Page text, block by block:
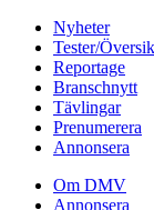
Nyheter
Tester/
Reportage
Branschnytt
Tävlingar
Prenumerera
Annonsera
Om DMV
Annonsera